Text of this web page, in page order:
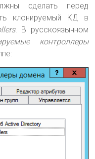
сделать перед
клонируемый КД в
. В русскоязычном
контроллеры